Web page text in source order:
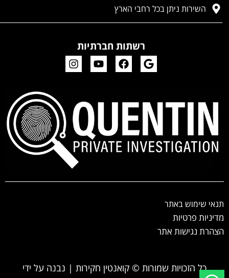
השירות ניתן בכל רחבי הארץ
רשתות חברתיות
תנאי שימוש באתר
מדיניות פרטיות
הצהרת נגישות אתר
כל הזכויות שמורות © קואנטין חקירות | נבנה על ידי